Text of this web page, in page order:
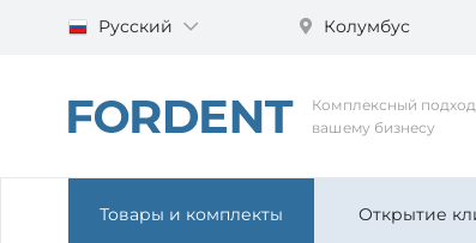
Русский Колумбус
Комплексный
вашему бизнесу
Товары и комплекты Открытие